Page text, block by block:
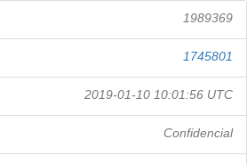
1989369
1745801
2019-01-10 10:01:56 UTC
Confidencial